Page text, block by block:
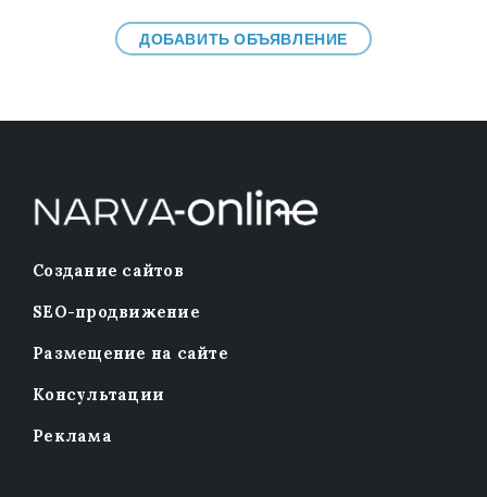
ДОБАВИТЬ ОБЪЯВЛЕНИЕ
Создание сайтов
SEO-продвижение
Размещение на сайте
Консультации
Реклама